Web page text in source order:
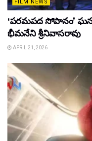
FILM NEWS
‘పరమపద సోపానం’
భీమనేని శ్రీనివాసరావు
APRIL 21, 2026